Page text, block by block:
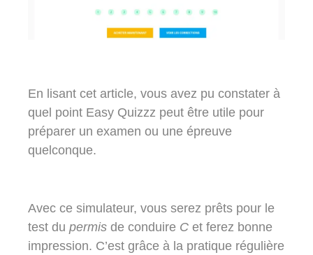
En lisant cet article, vous avez pu constater à
quel point Easy Quizzz peut être utile pour
préparer un examen ou une épreuve
quelconque.
Avec ce simulateur, vous serez prêts pour le
test du permis de conduire C et ferez bonne
impression. C’est grâce à la pratique régulière